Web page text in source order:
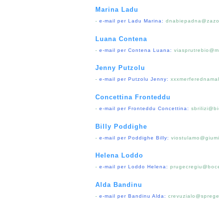
Marina Ladu
- e-mail per Ladu Marina:
Luana Contena
- e-mail per Contena Luana:
Jenny Putzolu
- e-mail per Putzolu Jenny:
Concettina Fronteddu
- e-mail per Fronteddu Concettina:
Billy Poddighe
- e-mail per Poddighe Billy:
Helena Loddo
- e-mail per Loddo Helena:
Alda Bandinu
- e-mail per Bandinu Alda: